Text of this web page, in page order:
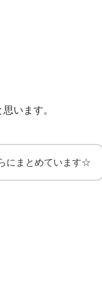
います。
にまとめています☆